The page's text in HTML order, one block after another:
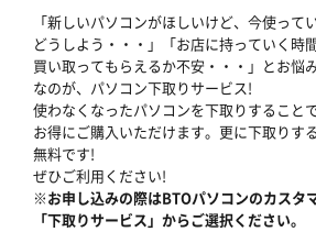
「新しいパソコンがほしいけど、今使って
どうしよう・・・」「お店に持っていく時
買い取ってもらえるか不安・・・」とお悩
なのが、パソコン下取りサービス!
使わなくなったパソコンを下取りすること
お得にご購入いただけます。更に下取りす
無料です!
ぜひご利用ください!
※お申し込みの際はBTOパソコンのカスタ
「下取りサービス」からご選択ください。